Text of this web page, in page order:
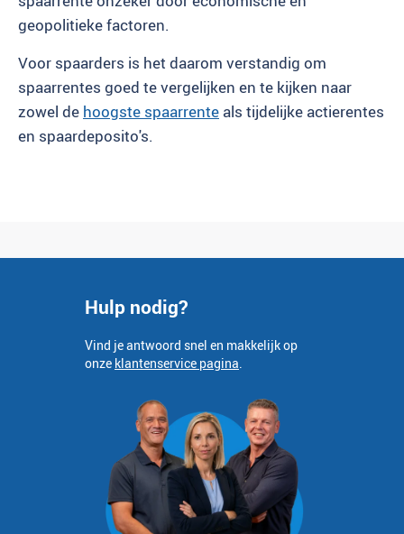
geopolitieke factoren.
Voor spaarders is het daarom verstandig om
spaarrentes goed te vergelijken en te kijken naar
zowel de hoogste spaarrente als tijdelijke actierentes
en spaardeposito's.
Hulp nodig?
Vind je antwoord snel en makkelijk op
onze klantenservice pagina.